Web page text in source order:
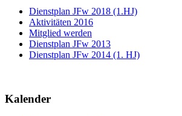
Dienstplan JFw 2018 (1.HJ)
Aktivitäten 2016
Mitglied werden
Dienstplan JFw 2013
Dienstplan JFw 2014 (1. HJ)
Kalender